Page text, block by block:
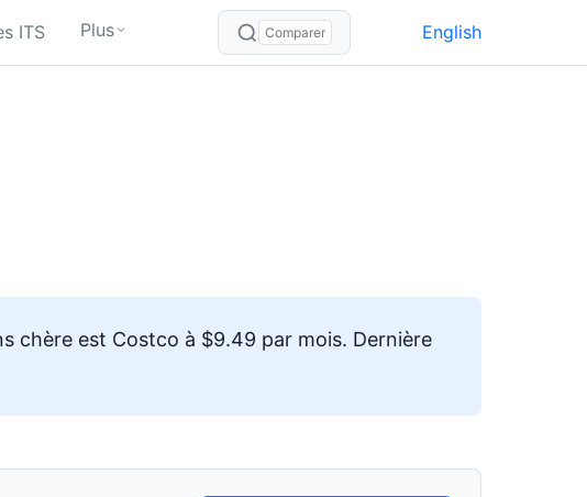
ITS Plus Comparer English
chère est Costco à $9.49 par mois. Dernière